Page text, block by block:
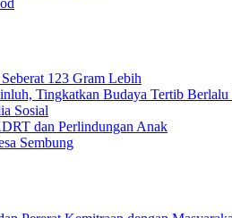
123 Gram Lebih
Tingkatkan Budaya Tertib Berlalu
Sosial
dan Perlindungan Anak
Sembung